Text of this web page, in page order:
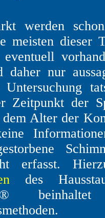
werden
meisten
daher nur
Zeitpunkt der
dem Alter der
erfasst.
des